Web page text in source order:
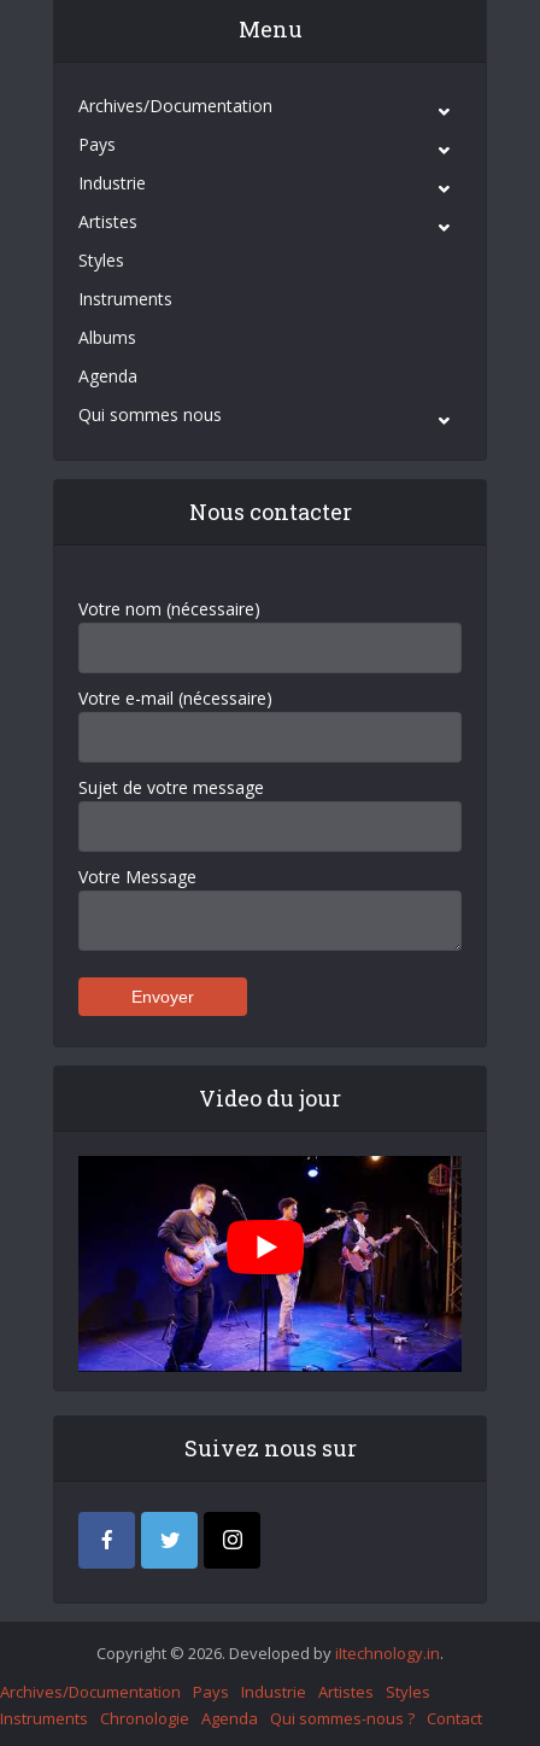
Menu
Archives/Documentation
Pays
Industrie
Artistes
Styles
Instruments
Albums
Agenda
Qui sommes nous
Nous contacter
Votre nom (nécessaire)
Votre e-mail (nécessaire)
Sujet de votre message
Votre Message
Video du jour
Suivez nous sur
Copyright © 2026. Developed by iItechnology.in.
Archives/Documentation
Pays Industrie Artistes
Styles
Instruments
Chronologie Agenda Qui sommes-nous ? Contact